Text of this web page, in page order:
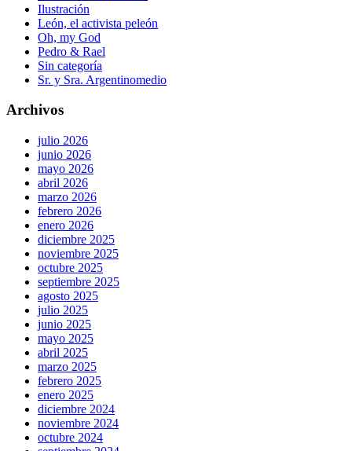
Ilustración
León, el activista peleón
Oh, my God
Pedro & Rael
Sin categoría
Sr. y Sra. Argentinomedio
Archivos
julio 2026
junio 2026
mayo 2026
abril 2026
marzo 2026
febrero 2026
enero 2026
diciembre 2025
noviembre 2025
octubre 2025
septiembre 2025
agosto 2025
julio 2025
junio 2025
mayo 2025
abril 2025
marzo 2025
febrero 2025
enero 2025
diciembre 2024
noviembre 2024
octubre 2024